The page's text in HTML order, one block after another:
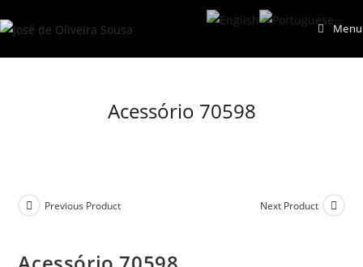
to
Menu
Acessório 70598
Previous Product Next Product